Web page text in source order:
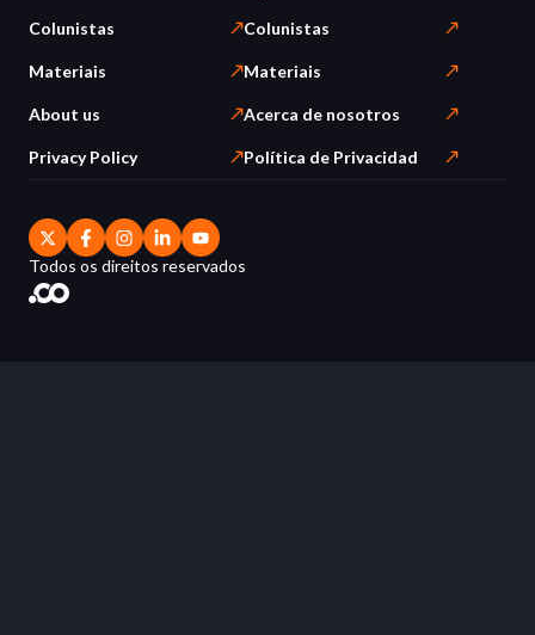
Colunistas
Materiais
About us
Privacy Policy
Colunistas
Materiais
Acerca de nosotros
Política de Privacidad
Todos os direitos reservados